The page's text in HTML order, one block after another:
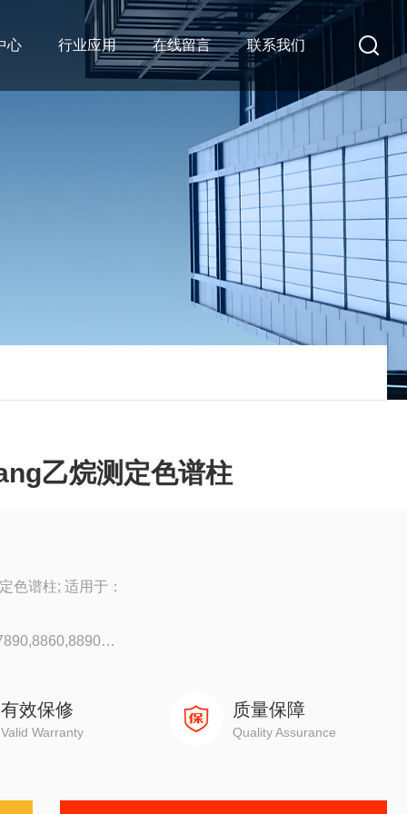
心 行业应用 在线留言 联系我们
乙烷测定色谱柱
色谱柱; 适用于：
有效保修
Valid Warranty
质量保障
Quality Assurance